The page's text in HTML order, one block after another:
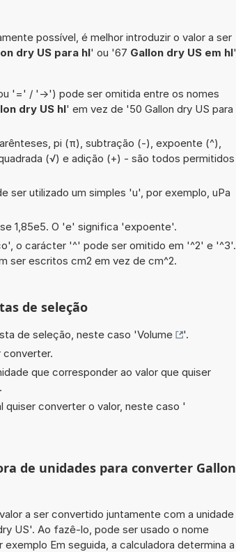
possível, é melhor introduzir o valor a ser
dry US para hl' ou '67 Gallon dry US em hl'
'=' / '->') pode ser omitida entre os nomes
dry US hl' em vez de '50 Gallon dry US para
pi (π), subtração (-), expoente (^),
(√) e adição (+) - são todos permitidos
ser utilizado um simples 'u', por exemplo, uPa
1,85e5. O 'e' significa 'expoente'.
o carácter '^' pode ser omitido em '^2' e '^3'.
ser escritos cm2 em vez de cm^2.
de seleção
de seleção, neste caso 'Volume
'.
converter.
que corresponder ao valor que quiser
quiser converter o valor, neste caso '
de unidades para converter Gallon
a ser convertido juntamente com a unidade
US'. Ao fazê-lo, pode ser usado o nome
Em seguida, a calculadora determina a